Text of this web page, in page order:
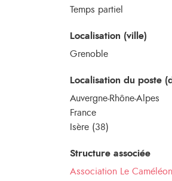
Temps partiel
Localisation (ville)
Grenoble
Localisation du poste
Auvergne-Rhône-Alpes
France
Isère (38)
Structure associée
Association Le